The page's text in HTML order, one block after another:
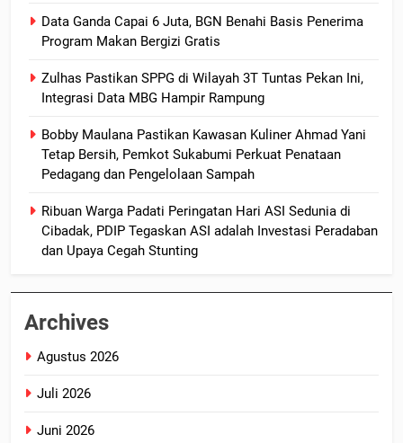
Data Ganda Capai 6 Juta, BGN Benahi Basis Penerima
Program Makan Bergizi Gratis
Zulhas Pastikan SPPG di Wilayah 3T Tuntas Pekan Ini,
Integrasi Data MBG Hampir Rampung
Bobby Maulana Pastikan Kawasan Kuliner Ahmad Yani
Tetap Bersih, Pemkot Sukabumi Perkuat Penataan
Pedagang dan Pengelolaan Sampah
Ribuan Warga Padati Peringatan Hari ASI Sedunia di
Cibadak, PDIP Tegaskan ASI adalah Investasi Peradaban
dan Upaya Cegah Stunting
Archives
Agustus 2026
Juli 2026
Juni 2026